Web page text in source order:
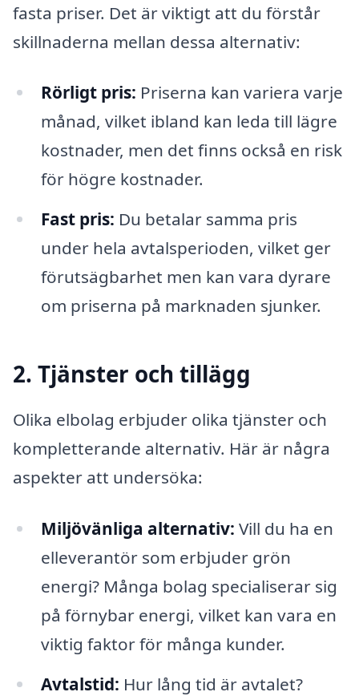
fasta priser. Det är viktigt att du förstår
skillnaderna mellan dessa alternativ:
Rörligt pris: Priserna kan variera varje
månad, vilket ibland kan leda till lägre
kostnader, men det finns också en risk
för högre kostnader.
Fast pris: Du betalar samma pris
under hela avtalsperioden, vilket ger
förutsägbarhet men kan vara dyrare
om priserna på marknaden sjunker.
2. Tjänster och tillägg
Olika elbolag erbjuder olika tjänster och
kompletterande alternativ. Här är några
aspekter att undersöka:
Miljövänliga alternativ: Vill du ha en
elleverantör som erbjuder grön
energi? Många bolag specialiserar sig
på förnybar energi, vilket kan vara en
viktig faktor för många kunder.
Avtalstid: Hur lång tid är avtalet?